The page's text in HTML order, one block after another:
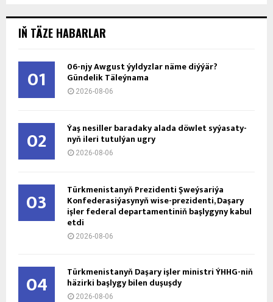
IŇ TÄZE HABARLAR
01 06-njy Awgust ýyldyzlar näme diýýär?
Gündelik Täleýnama
2026-08-06
02 Ýaş ne­sil­ler ba­ra­da­ky ala­da döw­let sy­ýa­sa­ty­
nyň ile­ri tu­tul­ýan ug­ry
2026-08-06
03 Türkmenistanyň Prezidenti Şweýsariýa
Konfederasiýasynyň wise-prezidenti, Daşary
işler federal departamentiniň başlygyny kabul
etdi
2026-08-06
04 Türkmenistanyň Daşary işler ministri ÝHHG-niň
häzirki başlygy bilen duşuşdy
2026-08-06